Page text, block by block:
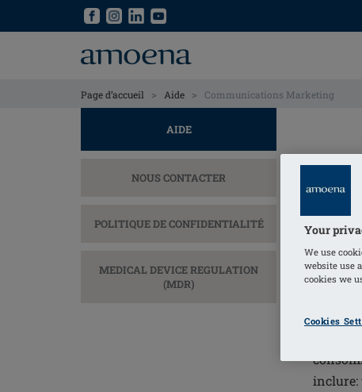
Page d’accueil > Aide > Communications Marketing
AIDE
NOUS CONTACTER
POLITIQUE DE CONFIDENTIALITÉ
MEDICAL DEVICE REGULATION
(MDR)
En
que
Vos
pour
inclure:
Your
We use
website use
cookies we
Cookies